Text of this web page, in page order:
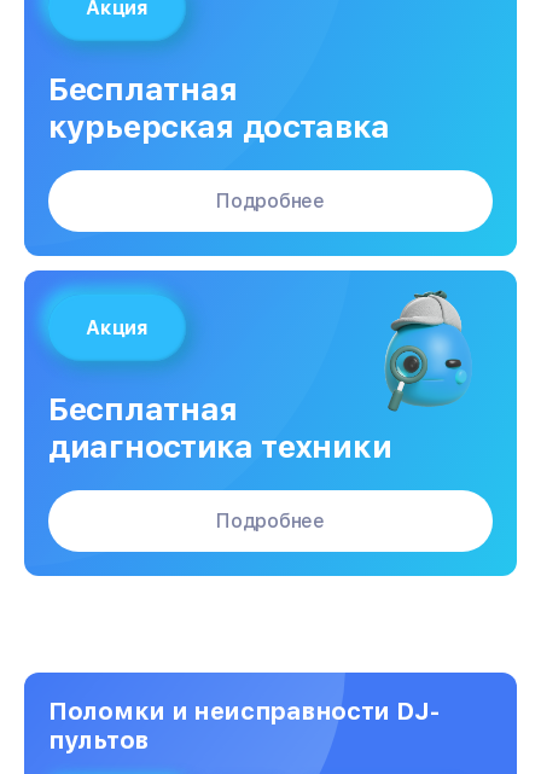
Акция
Бесплатная
курьерская доставка
Подробнее
Акция
Бесплатная
диагностика техники
Подробнее
Поломки и неисправности DJ-
пультов